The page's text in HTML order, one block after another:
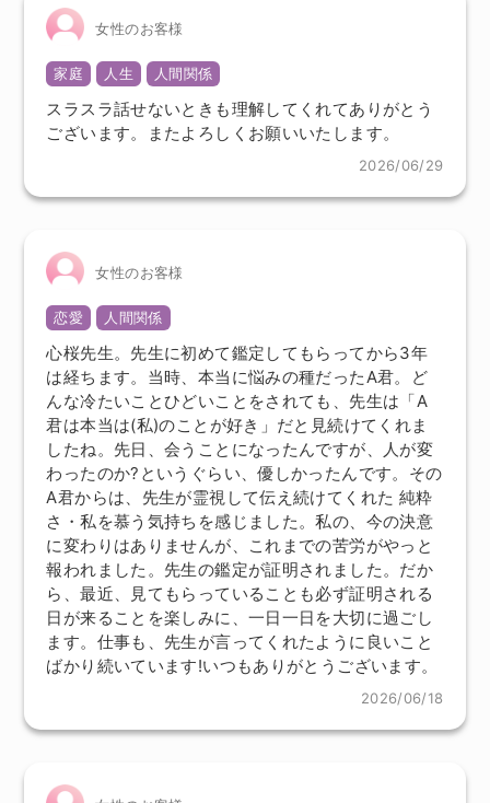
女性のお客様
家庭 人生 人間関係
スラスラ話せないときも理解してくれてありがとう
ございます。またよろしくお願いいたします。
2026/06/29
女性のお客様
恋愛 人間関係
心桜先生。先生に初めて鑑定してもらってから3年
は経ちます。当時、本当に悩みの種だったA君。ど
んな冷たいことひどいことをされても、先生は「A
君は本当は(私)のことが好き」だと見続けてくれま
したね。先日、会うことになったんですが、人が変
わったのか?というぐらい、優しかったんです。その
A君からは、先生が霊視して伝え続けてくれた 純粋
さ・私を慕う気持ちを感じました。私の、今の決意
に変わりはありませんが、これまでの苦労がやっと
報われました。先生の鑑定が証明されました。だか
ら、最近、見てもらっていることも必ず証明される
日が来ることを楽しみに、一日一日を大切に過ごし
ます。仕事も、先生が言ってくれたように良いこと
ばかり続いています!いつもありがとうございます。
2026/06/18